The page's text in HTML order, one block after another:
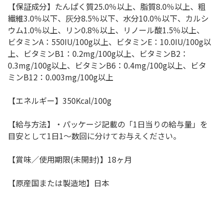
【保証成分】たんぱく質25.0％以上、脂質8.0％以上、粗
繊維3.0％以下、灰分8.5％以下、水分10.0％以下、カルシ
ウム1.0％以上、リン0.8％以上、リノール酸1.5％以上、
ビタミンA：550IU/100g以上、ビタミンE：10.0IU/100g以
上、ビタミンB1：0.2mg/100g以上、ビタミンB2：
0.3mg/100g以上、ビタミンB6：0.4mg/100g以上、ビタ
ミンB12：0.003mg/100g以上
【エネルギー】350Kcal/100g
【給与方法】・パッケージ記載の「1日当りの給与量」を
目安として1日1～数回に分けてお与えください。
【賞味／使用期限(未開封)】18ヶ月
【原産国または製造地】日本